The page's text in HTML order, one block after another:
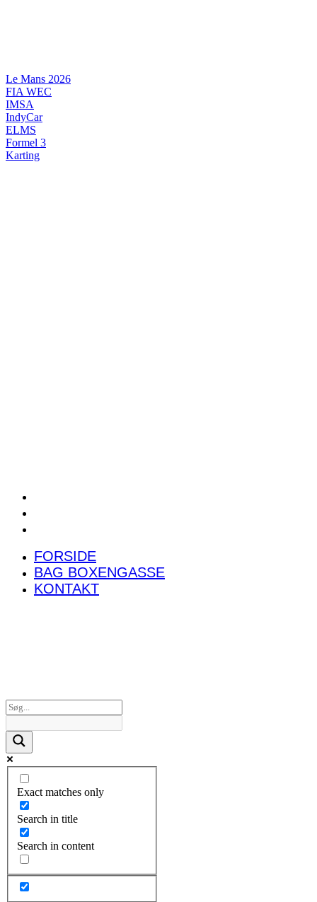
Le Mans 2026
FIA WEC
IMSA
IndyCar
ELMS
Formel 3
Karting
FORSIDE
BAG BOXENGASSE
KONTAKT
Exact matches only
Search in title
Search in content